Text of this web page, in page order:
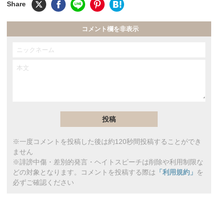
コメント欄を非表示
※一度コメントを投稿した後は約120秒間投稿することができ
ません
※誹謗中傷・差別的発言・ヘイトスピーチは削除や利用制限な
どの対象となります。コメントを投稿する際は 「利用規約」 を
必ずご確認ください